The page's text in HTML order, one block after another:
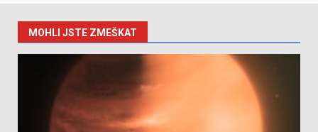
MOHLI JSTE ZMEŠKAT